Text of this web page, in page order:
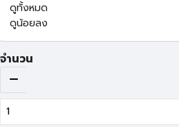
ดูทั้งหมด
ดูน้อยลง
จำนวน